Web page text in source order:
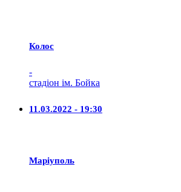
Колос
-
стадіон ім. Бойка
11.03.2022 - 19:30
Маріуполь